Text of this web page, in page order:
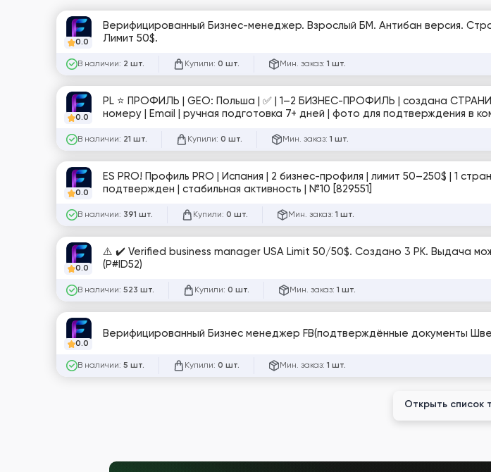
0.0
Верифицированный Бизнес-менеджер. Взрослый БМ. Антибан версия.
Лимит 50$.
В наличии: 2 шт. Купили: 0 шт. Мин. заказ: 1 шт.
0.0
PL ⭐️ ПРОФИЛЬ | GEO: Польша | ✅ | 1–2 БИЗНЕС-ПРОФИЛЬ | создана
номеру | Email | ручная подготовка 7+ дней | фото для подтверждения в
В наличии: 21 шт. Купили: 0 шт. Мин. заказ: 1 шт.
0.0
ES PRO! Профиль PRO | Испания | 2 бизнес-профиля | лимит 50–250$ | 1
подтвержден | стабильная активность | №10 [829551]
В наличии: 391 шт. Купили: 0 шт. Мин. заказ: 1 шт.
0.0
⚠️ ✔️ Verified business manager USA Limit 50/50$. Создано 3 РК. Выдача
(P#ID52)
В наличии: 523 шт. Купили: 0 шт. Мин. заказ: 1 шт.
0.0
Верифицированный Бизнес менеджер FB(подтверждённые документы
В наличии: 5 шт. Купили: 0 шт. Мин. заказ: 1 шт.
Открыть список